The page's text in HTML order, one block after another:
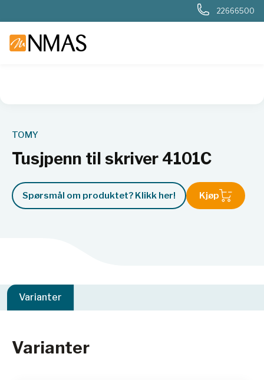
22666500
TOMY
Tusjpenn til skriver 4101C
Spørsmål om produktet? Klikk her! Kjøp
Varianter
Varianter